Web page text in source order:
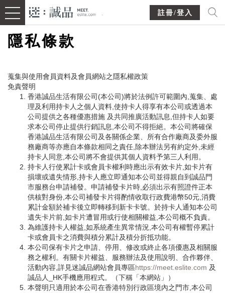
註冊/登入
隱私條款
蒐集與使用會員資料及會員網站之隱私權政策
免責聲明
香港誠品生活有限公司(本公司)將於法例許可範圍內,蒐集、處
理及利用持卡人之個人資料,使持卡人得享有本公司或透過本
公司提供之各種優惠措施 及共同推廣活動訊息,但持卡人如要
求本公司停止提供行銷訊息,本公司不得拒絕。本公司將確保
香港誠品生活有限公司及各關係企業、所有合作廠商及委外服
務廠商等亦應自本條款相同之責任,除本辦法另有約定外,未經
持卡人同意,本公司將不會提供其個人資料予第三人利用。
持卡人行使累計卡或會員卡權利時應出示有效卡片,如卡片有
損壞或遺失情形,持卡人應立即通知本公司並得親自到誠品門
市服務台申請補發。申請補發卡片時,必須出示有照證件正本
供核對身份,本公司補發卡片得酌情收取行政費港幣50元,消費
累計金額於補卡後立即轉移到新卡卡號。於持卡人通知本公司
遺失卡片前,如卡片遭冒用或行使相關權益,本公司概不負責。
為維護持卡人權益,如系統產生異常情況,本公司有權暫停累計
卡或會員卡之消費與積分累計及積分折抵功能。
本公司保有卡片之申請、停用、修改或終止各項優惠及相關服
務之權利。有關卡片權益、服務辦法及使用說明、合作夥伴、
活動內容,詳見迷誠品網站會員專區https://meet.eslite.com 及
誠品人_HK手機應用程式。（下稱「本網站」）
本聲明只適用於本公司在香港特別行政區境內之門市,本公司